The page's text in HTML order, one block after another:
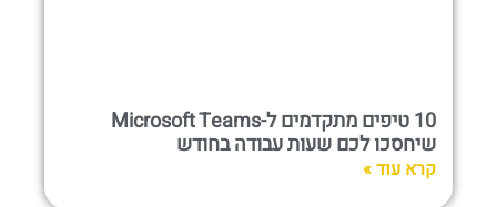
10 טיפים מתקדמים ל-Microsoft Teams
שיחסכו לכם שעות עבודה בחודש
קרא עוד »